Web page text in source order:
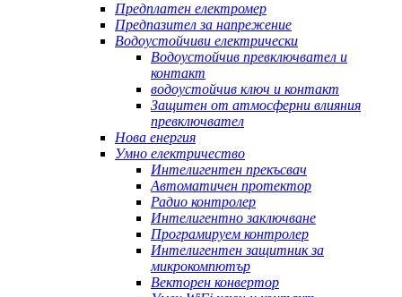
Предплатен електромер
Предпазител за напрежение
Водоустойчиви електрически
Водоустойчив превключвател и
контакт
водоустойчив ключ и контакт
Защитен от атмосферни влияния
превключвател
Нова енергия
Умно електричество
Интелигентен прекъсвач
Автоматичен протектор
Радио контролер
Интелигентно заключване
Програмируем контролер
Интелигентен защитник за
микрокомпютър
Векторен конвертор